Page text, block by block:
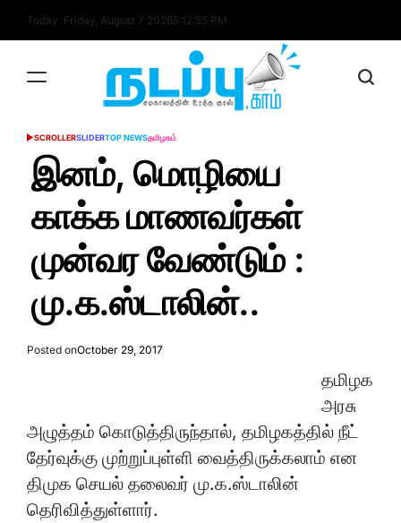
Today: Friday, August 7 20265:12:55 PM
POSTED
SCROLLERSLIDERTOP NEWSதமிழகம்
இனம், மொழியை
காக்க மாணவர்கள்
முன்வர வேண்டும் :
மு.க.ஸ்டாலின்..
Posted onOctober 29, 2017
தமிழக
அரசு
அழுத்தம் கொடுத்திருந்தால், தமிழகத்தில் நீட்
தேர்வுக்கு முற்றுப்புள்ளி வைத்திருக்கலாம் என
திமுக செயல் தலைவர் மு.க.ஸ்டாலின்
தெரிவித்துள்ளார்.